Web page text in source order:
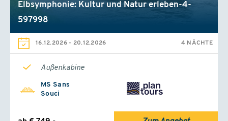
Elbsymphonie: Kultur und Natur erleben-4-
597998
16.12.2026- 20.12.2026 4 NÄCHTE
Außenkabine
MS Sans
Souci